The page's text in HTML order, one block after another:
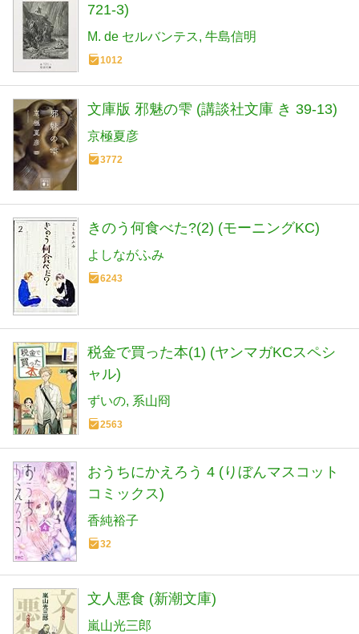
721-3)
M. de セルバンテス 牛島信明
1012
文庫版 邪魅の雫 (講談社文庫 き 39-13)
京極夏彦
3772
きのう何食べた?(2) (モーニングKC)
よしながふみ
6243
税金で買った本(1) (ヤンマガKCスペシ
ャル)
ずいの 系山冏
2563
おうちにかえろう 4 (りぼんマスコット
コミックス)
香純裕子
32
文人悪食 (新潮文庫)
嵐山光三郎